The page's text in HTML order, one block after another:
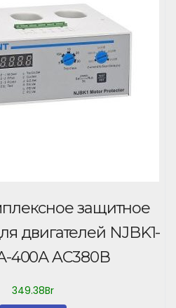
защитное
двигателей NJBK1-
400А AC380В
349.38Br